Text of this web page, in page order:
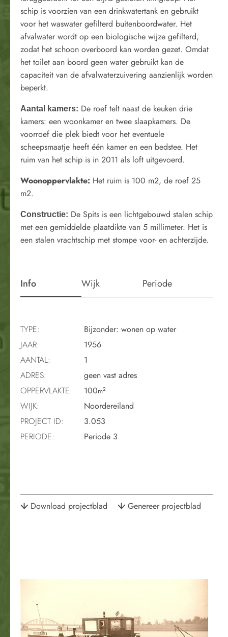
schip is voorzien van een drinkwatertank en gebruikt
voor het waswater gefilterd buitenboordwater. Het
afvalwater wordt op een biologische wijze gefilterd,
zodat het schoon overboord kan worden gezet. Omdat
het toilet aan boord geen water gebruikt kan de
capaciteit van de afvalwaterzuivering aanzienlijk worden
beperkt.
Aantal kamers: De roef telt naast de keuken drie
kamers: een woonkamer en twee slaapkamers. De
voorroef die plek biedt voor het eventuele
scheepsmaatje heeft één kamer en een bedstee. Het
ruim van het schip is in 2011 als loft uitgevoerd.
Woonoppervlakte: Het ruim is 100 m2, de roef 25
m2.
Constructie: De Spits is een lichtgebouwd stalen schip
met een gemiddelde plaatdikte van 5 millimeter. Het is
een stalen vrachtschip met stompe voor- en achterzijde.
Info Wijk Periode
TYPE:
Bijzonder: wonen op water
JAAR:
1956
AANTAL:
1
ADRES:
geen vast adres
OPPERVLAKTE:
100m2
WIJK:
Noordereiland
PROJECT ID:
3.053
PERIODE:
Periode 3
Download projectblad Genereer projectblad